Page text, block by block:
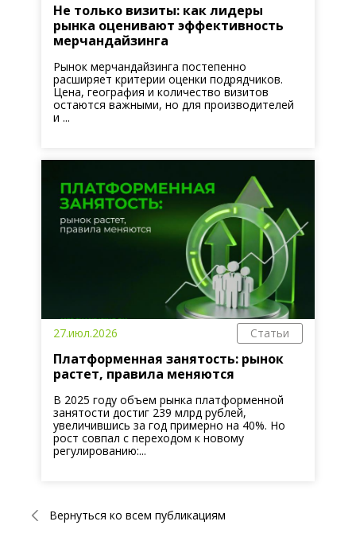
Не только визиты: как лидеры
рынка оценивают эффективность
мерчандайзинга
Рынок мерчандайзинга постепенно
расширяет критерии оценки подрядчиков.
Цена, география и количество визитов
остаются важными, но для производителей
и ...
27.июл.2026 Статьи
Платформенная занятость: рынок
растет, правила меняются
В 2025 году объем рынка платформенной
занятости достиг 239 млрд рублей,
увеличившись за год примерно на 40%. Но
рост совпал с переходом к новому
регулированию:...
Вернуться ко всем публикациям